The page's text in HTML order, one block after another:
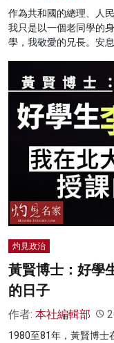
作為共和國的總理、人
我只是以一個老同學的
學，我敬愛的兄長。安息
灼見政治
黃賢博士：好學
的日子
作者: 本社編輯部
1980至81年，黃賢博士